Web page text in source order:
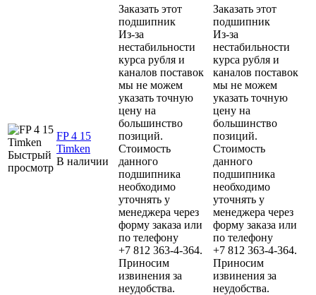
Быстрый
просмотр
FP 4 15
Timken
В наличии
Заказать этот
подшипник
Из-за
нестабильности
курса рубля и
каналов поставок
мы не можем
указать точную
цену на
большинство
позиций.
Стоимость
данного
подшипника
необходимо
уточнять у
менеджера через
форму заказа или
по телефону
+7 812 363-4-364.
Приносим
извинения за
неудобства.
Заказать этот
подшипник
Из-за
нестабильности
курса рубля и
каналов поставок
мы не можем
указать точную
цену на
большинство
позиций.
Стоимость
данного
подшипника
необходимо
уточнять у
менеджера через
форму заказа или
по телефону
+7 812 363-4-364.
Приносим
извинения за
неудобства.